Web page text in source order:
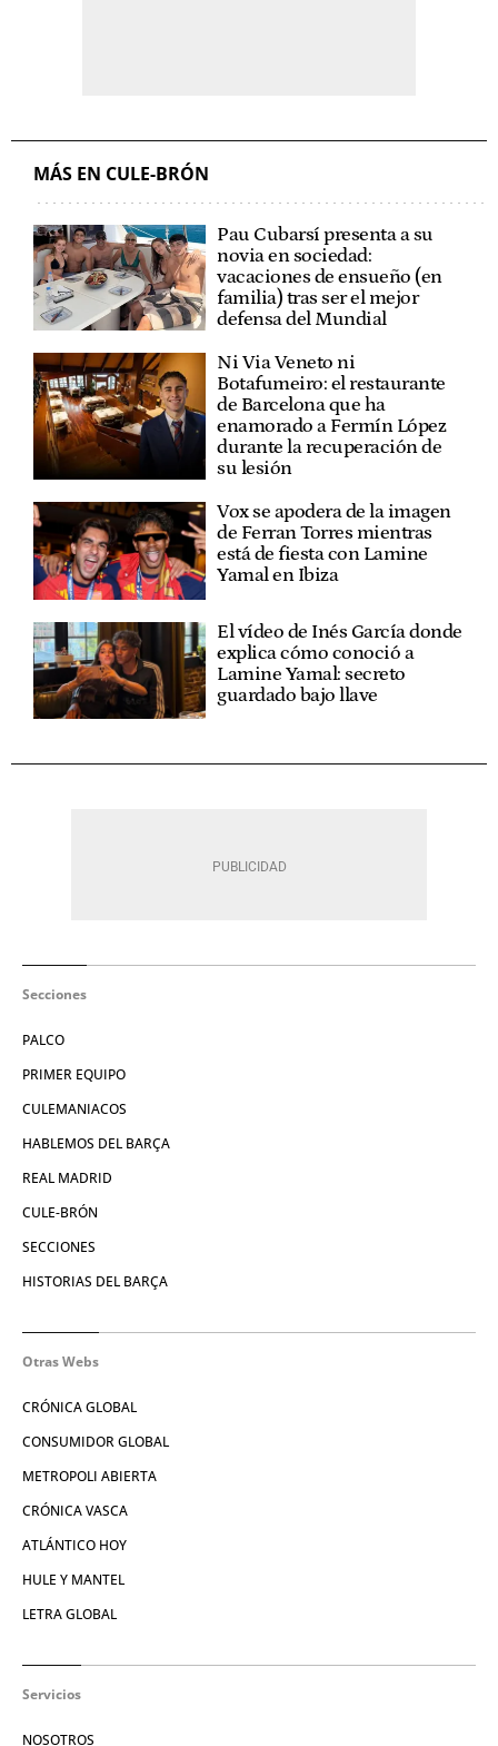
MÁS EN CULE-BRÓN
Pau Cubarsí presenta a su
novia en sociedad:
vacaciones de ensueño (en
familia) tras ser el mejor
defensa del Mundial
Ni Via Veneto ni
Botafumeiro: el restaurante
de Barcelona que ha
enamorado a Fermín López
durante la recuperación de
su lesión
Vox se apodera de la imagen
de Ferran Torres mientras
está de fiesta con Lamine
Yamal en Ibiza
El vídeo de Inés García donde
explica cómo conoció a
Lamine Yamal: secreto
guardado bajo llave
Secciones
PALCO
PRIMER EQUIPO
CULEMANIACOS
HABLEMOS DEL BARÇA
REAL MADRID
CULE-BRÓN
SECCIONES
HISTORIAS DEL BARÇA
Otras Webs
CRÓNICA GLOBAL
CONSUMIDOR GLOBAL
METROPOLI ABIERTA
CRÓNICA VASCA
ATLÁNTICO HOY
HULE Y MANTEL
LETRA GLOBAL
Servicios
NOSOTROS